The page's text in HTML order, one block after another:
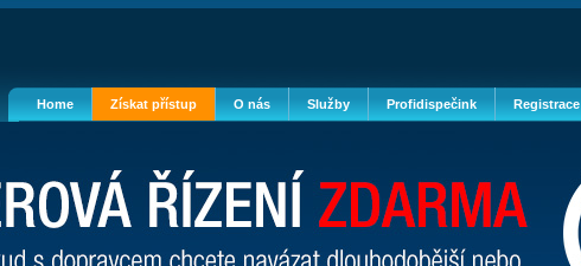
Home Získat přístup O nás Služby Profidispečink Registrace